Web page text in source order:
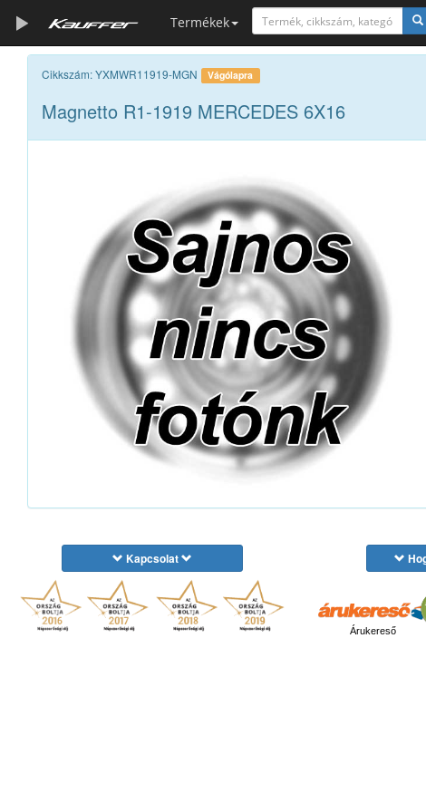
Termékek
Szerszámkatalógus
Kosár
Alkatrészek
Cikkszám: YXMWR11919-MGN Vágólapra
Magnetto R1-1919 MERCEDES 6X16
Kapcsolat
Árukereső